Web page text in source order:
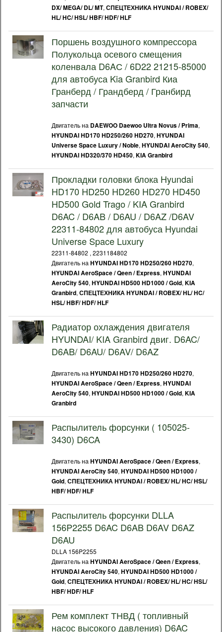
DX/ MEGA/ DL/ MT, СПЕЦТЕХНИКА HYUNDAI / ROBEX/
HL/ HC/ HSL/ HBF/ HDF/ HLF
Поршень воздушного компрессора
Полукольца осевого смещения
коленвала D6AС / 6D22 21215-85000
для автобуса Kia Granbird Киа
Гранберд / Грандберд / Гранбирд
запчасти
Двигатель на DAEWOO Daewoo Ultra Novus / Prima,
HYUNDAI HD170 HD250/260 HD270, HYUNDAI
Universe Space Luxury / Noble, HYUNDAI AeroCity 540,
HYUNDAI HD320/370 HD450, KIA Granbird
Прокладки головки блока Hyundai
HD170 HD250 HD260 HD270 HD450
HD500 Gold Trago / KIA Granbird
D6AC / D6AB / D6AU / D6AZ /D6AV
22311-84802 для автобуса Hyundai
Universe Space Luxury
22311-84802 , 2231184802
Двигатель на HYUNDAI HD170 HD250/260 HD270,
HYUNDAI AeroSpace / Qeen / Express, HYUNDAI
AeroCity 540, HYUNDAI HD500 HD1000 / Gold, KIA
Granbird, СПЕЦТЕХНИКА HYUNDAI / ROBEX/ HL/ HC/
HSL/ HBF/ HDF/ HLF
Радиатор охлаждения двигателя
HYUNDAI/ KIA Granbird двиг. D6AC/
D6AB/ D6AU/ D6AV/ D6AZ
Двигатель на HYUNDAI HD170 HD250/260 HD270,
HYUNDAI AeroSpace / Qeen / Express, HYUNDAI
AeroCity 540, HYUNDAI HD500 HD1000 / Gold, KIA
Granbird
Распылитель форсунки ( 105025-
3430) D6CA
Двигатель на HYUNDAI AeroSpace / Qeen / Express,
HYUNDAI AeroCity 540, HYUNDAI HD500 HD1000 /
Gold, СПЕЦТЕХНИКА HYUNDAI / ROBEX/ HL/ HC/ HSL/
HBF/ HDF/ HLF
Распылитель форсунки DLLA
156P2255 D6AC D6AB D6AV D6AZ
D6AU
DLLA 156P2255
Двигатель на HYUNDAI AeroSpace / Qeen / Express,
HYUNDAI AeroCity 540, HYUNDAI HD500 HD1000 /
Gold, СПЕЦТЕХНИКА HYUNDAI / ROBEX/ HL/ HC/ HSL/
HBF/ HDF/ HLF
Рем комплект ТНВД ( топливный
насос высокого давления) D6AC